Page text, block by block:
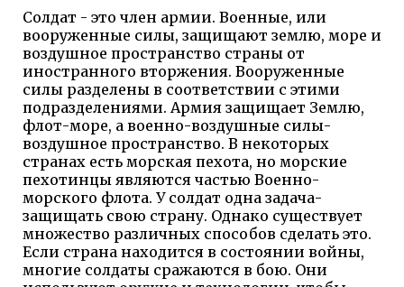
Солдат - это член армии. Военные, или
вооруженные силы, защищают землю, море и
воздушное пространство страны от
иностранного вторжения. Вооруженные
силы разделены в соответствии с этими
подразделениями. Армия защищает Землю,
флот-море, а военно-воздушные силы-
воздушное пространство. В некоторых
странах есть морская пехота, но морские
пехотинцы являются частью Военно-
морского флота. У солдат одна задача-
защищать свою страну. Однако существует
множество различных способов сделать это.
Если страна находится в состоянии войны,
многие солдаты сражаются в бою. Они